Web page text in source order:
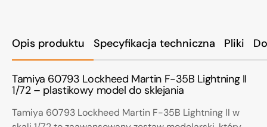
Opis produktu Specyfikacja techniczna Pliki
Tamiya 60793 Lockheed Martin F-35B Lightning II
1/72 – plastikowy model do sklejania
Tamiya 60793 Lockheed Martin F-35B Lightning II w